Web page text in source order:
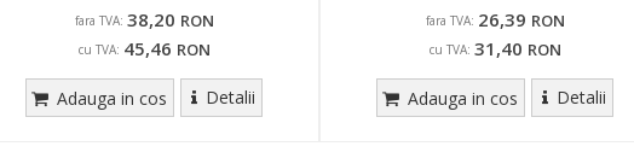
fara TVA: 38,20 RON
cu TVA: 45,46 RON
Adauga in cos Detalii
fara TVA: 26,39 RON
cu TVA: 31,40 RON
Adauga in cos Detalii